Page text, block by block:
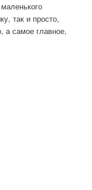
так и просто,
а самое главное,